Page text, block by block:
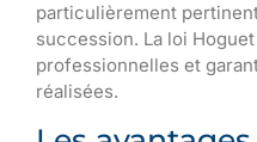
particulièrement
succession. La loi
professionnelles et
réalisées.